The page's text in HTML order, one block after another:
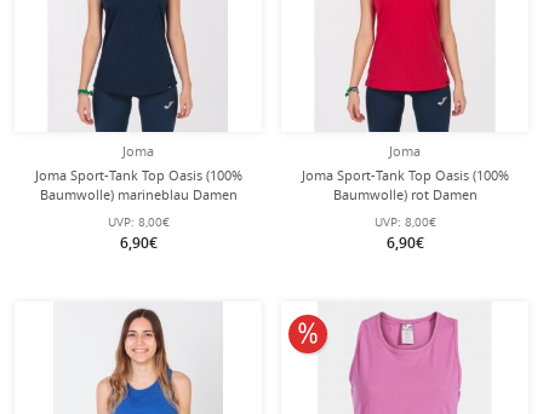
Joma
Joma Sport-Tank Top Oasis (100%
Baumwolle) marineblau Damen
UVP: 8,00€
6,90€
Joma
Joma Sport-Tank Top Oasis (100%
Baumwolle) rot Damen
UVP: 8,00€
6,90€
10% reduziert